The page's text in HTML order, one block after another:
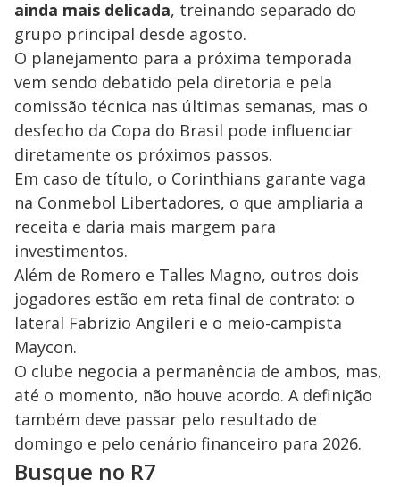
ainda mais delicada, treinando separado do
grupo principal desde agosto.
O planejamento para a próxima temporada
vem sendo debatido pela diretoria e pela
comissão técnica nas últimas semanas, mas o
desfecho da Copa do Brasil pode influenciar
diretamente os próximos passos.
Em caso de título, o Corinthians garante vaga
na Conmebol Libertadores, o que ampliaria a
receita e daria mais margem para
investimentos.
Além de Romero e Talles Magno, outros dois
jogadores estão em reta final de contrato: o
lateral Fabrizio Angileri e o meio-campista
Maycon.
O clube negocia a permanência de ambos, mas,
até o momento, não houve acordo. A definição
também deve passar pelo resultado de
domingo e pelo cenário financeiro para 2026.
Busque no R7